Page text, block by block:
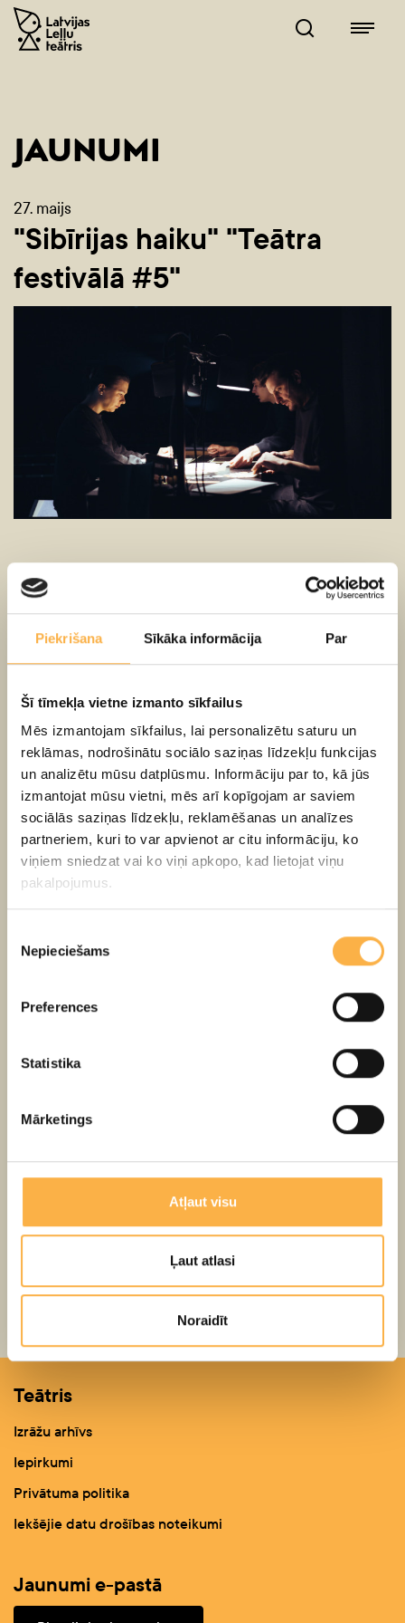
Piekrišana Sīkāka informācija Par
Šī tīmekļa vietne izmanto sīkfailus
Mēs izmantojam sīkfailus, lai personalizētu saturu un
reklāmas, nodrošinātu sociālo saziņas līdzekļu funkcijas
un analizētu mūsu datplūsmu. Informāciju par to, kā jūs
izmantojat mūsu vietni, mēs arī kopīgojam ar saviem
sociālās saziņas līdzekļu, reklamēšanas un analīzes
partneriem, kuri to var apvienot ar citu informāciju, ko
viņiem sniedzat vai ko viņi apkopo, kad lietojat viņu
pakalpojumus.
izvēle
Nepieciešams
Preferences
Statistika
Mārketings
Atļaut visu
Ļaut atlasi
Noraidīt
JAUNUMI
27. maijs
"Sibīrijas haiku" "Teātra
festivālā #5"
Jau trešo gadu pēc kārtas vasaras sākumā
Daugavpilī pulcēsies vairāki profesionālie teātri
ievadīs pilsētas svētku norisi.
“Teātra festivāls Nr.5” notiks no 31. maija līdz 4.
viesizrādes no Igaunijas un Itālijas. Tāpat kā
iepriekšējos gados festivāla programmā iekļautas arī
sarunas ar skatītājiem un profesionāļu diskusijas par
nozarē aktuālām tēmām. Nemainīgs paliek arī festivāla
sauklis - “Latgale ir tuvu”, kas atgādina gan festivāla
viesiem, gan Latgales iedzīvotājiem, ka Latgale nav
kāda nesasniedzama vieta Latvijas vai Eiropas
kontekstā. Un festivāls to apliecina praksē, ik gadu
ģeogrāfiju.
Šī gada festivālā piedalīsies arī Latvijas Leļļu teātra
4. jūnijā plkst. 18.00!
BIĻETES meklē šeit!
Tiekamies festivālā!
Teātris
Izrāžu arhīvs
Iepirkumi
Privātuma politika
Iekšējie datu drošības noteikumi
Jaunumi e-pastā